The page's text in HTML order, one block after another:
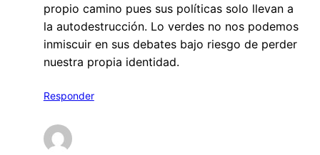
propio camino pues sus políticas solo llevan a
la autodestrucción. Lo verdes no nos podemos
inmiscuir en sus debates bajo riesgo de perder
nuestra propia identidad.
Responder